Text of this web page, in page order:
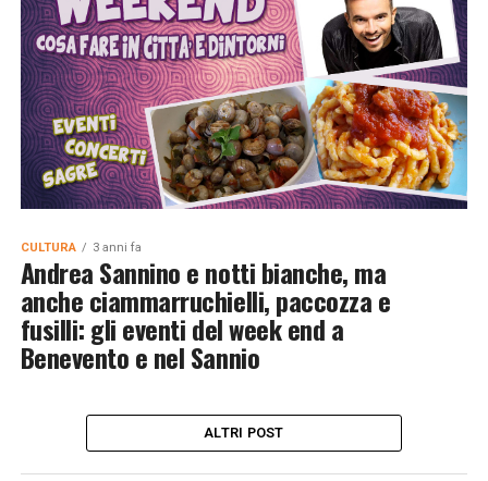
CULTURA 3 anni fa
Andrea Sannino e notti bianche, ma
anche ciammarruchielli, paccozza e
fusilli: gli eventi del week end a
Benevento e nel Sannio
ALTRI POST